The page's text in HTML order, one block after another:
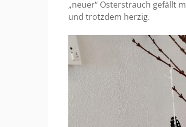
„neuer“ Osterstrauch gefällt
und trotzdem herzig.